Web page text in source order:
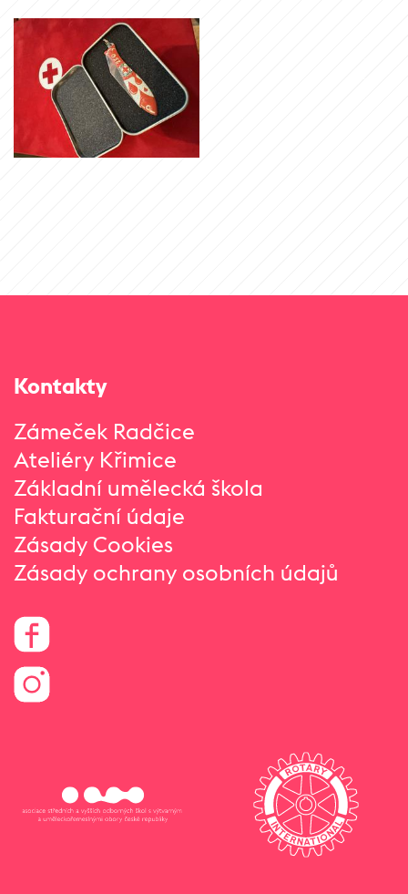
Kontakty
Zámeček Radčice
Ateliéry Křimice
Základní umělecká škola
Fakturační údaje
Zásady Cookies
Zásady ochrany osobních údajů